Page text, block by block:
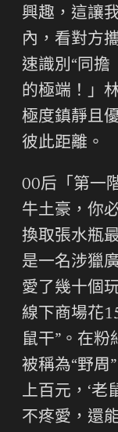
興趣，這讓
內，看對方
速識別“同擔
的極端！」
極度鎮靜且
彼此距離。
00后「第一
牛土豪，你
換取張水瓶
是一名涉獵
愛了幾十個
線下商場花
鼠干”。在粉
被稱為“野周
上百元，‘老
不疼愛，還